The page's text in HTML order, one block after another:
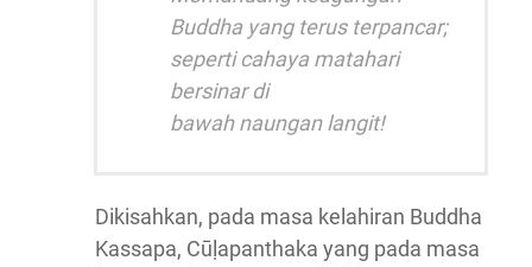
Buddha yang terus terpancar;
seperti cahaya matahari
bersinar di
bawah naungan langit!
Dikisahkan, pada masa kelahiran Buddha
Kassapa, Cūḷapanthaka yang pada masa